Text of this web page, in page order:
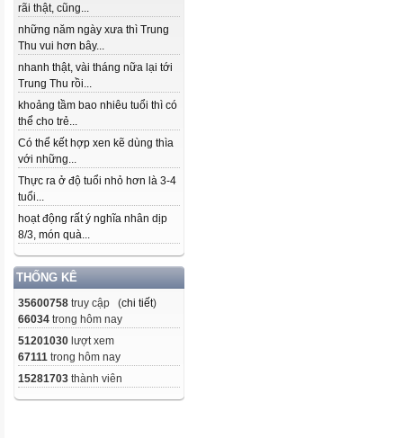
rãi thật, cũng...
những năm ngày xưa thì Trung
Thu vui hơn bây...
nhanh thật, vài tháng nữa lại tới
Trung Thu rồi...
khoảng tầm bao nhiêu tuổi thì có
thể cho trẻ...
Có thể kết hợp xen kẽ dùng thìa
với những...
Thực ra ở độ tuổi nhỏ hơn là 3-4
tuổi...
hoạt động rất ý nghĩa nhân dịp
8/3, món quà...
THỐNG KÊ
35600758 truy cập (chi tiết)
66034 trong hôm nay
51201030 lượt xem
67111 trong hôm nay
15281703 thành viên